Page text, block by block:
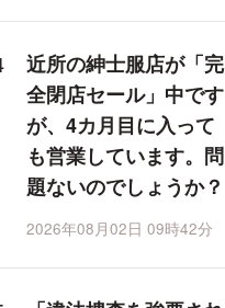
近所の紳士服店が「完
全閉店セール」中です
が、4カ月目に入って
も営業しています。問
題ないのでしょうか？
2026年08月02日 09時42分